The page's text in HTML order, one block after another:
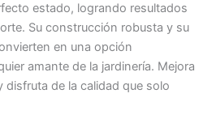
estado, logrando resultados
Su construcción robusta y su
en una opción
amante de la jardinería. Mejora
disfruta de la calidad que solo